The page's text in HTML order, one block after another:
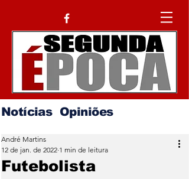
Notícias Opiniões
Futebolista
André Martins
12 de jan. de 2022 1 min de leitura